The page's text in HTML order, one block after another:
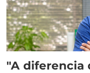
"A diferencia